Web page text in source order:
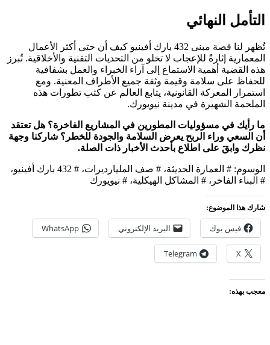
التأمل النهائي
تُظهر لنا قصة مبنى 432 بارك أفينيو كيف أن حتى أكثر الأعمال
المعمارية إثارةً للإعجاب لا تخلو من التحديات التقنية والأخلاقية. تُبرز
هذه القضية أهمية الاستماع إلى آراء الخبراء والعمل بشفافية
للحفاظ على سلامة وقيمة وثقة جميع الأطراف المعنية. ومع
استمرار المعركة القانونية، يتابع العالم عن كثب تطورات هذه
الملحمة الشهيرة في مدينة نيويورك.
ما رأيك في مسؤوليات المطورين في المشاريع الفاخرة؟ هل تعتقد
أن السعي وراء الربح يعرض السلامة والجودة للخطر؟ شاركنا وجهة
نظرك وابقَ على اطلاع بأحدث الأخبار ذات الصلة.
الوسوم: # العمارة الحديثة، # صف المليارديرات، # 432 بارك أفينيو،
# البناء الفاخر، # المشاكل الهيكلية، # نيويورك
شارك هذا الموضوع:
فيس بوك البريد الإلكتروني WhatsApp
X
Telegram
معجب بهذه: